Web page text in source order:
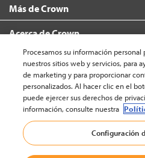
Más de Crown
Acerca de Crown
Contacto
América Latina -
Procesamos su información personal
nuestros sitios web y servicios, para
de marketing y para proporcionar
personalizados. Al hacer clic en el
puede ejercer sus derechos de
información, consulte nuestra
Configuración